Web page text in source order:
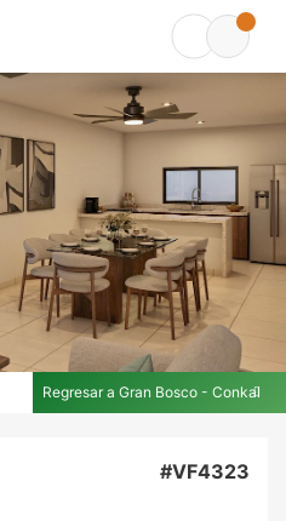
Regresar a Gran Bosco - Conkal
Conkal
#VF4323